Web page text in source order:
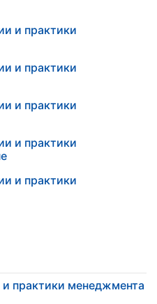
и практики
и практики
и практики
и практики
и практики
практики менеджмента